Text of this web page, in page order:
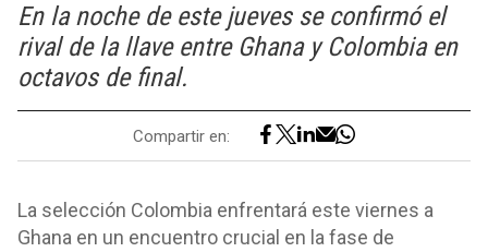
En la noche de este jueves se confirmó el
rival de la llave entre Ghana y Colombia en
octavos de final.
Compartir en:
La selección Colombia enfrentará este viernes a
Ghana en un encuentro crucial en la fase de